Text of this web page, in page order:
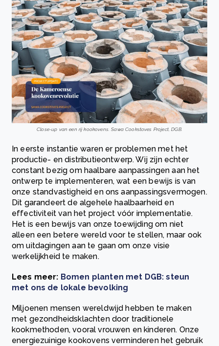
Close-up van een rij kookovens. Sawa Cookstoves Project, DGB.
In eerste instantie waren er problemen met het
productie- en distributieontwerp. Wij zijn echter
constant bezig om haalbare aanpassingen aan het
ontwerp te implementeren, wat een bewijs is van
onze standvastigheid en ons aanpassingsvermogen.
Dit garandeert de algehele haalbaarheid en
effectiviteit van het project vóór implementatie.
Het is een bewijs van onze toewijding om niet
alleen een betere wereld voor te stellen, maar ook
om uitdagingen aan te gaan om onze visie
werkelijkheid te maken.
Lees meer: Bomen planten met DGB: steun
met ons de lokale bevolking
Miljoenen mensen wereldwijd hebben te maken
met gezondheidsklachten door traditionele
kookmethoden, vooral vrouwen en kinderen. Onze
energiezuinige kookovens verminderen het gebruik